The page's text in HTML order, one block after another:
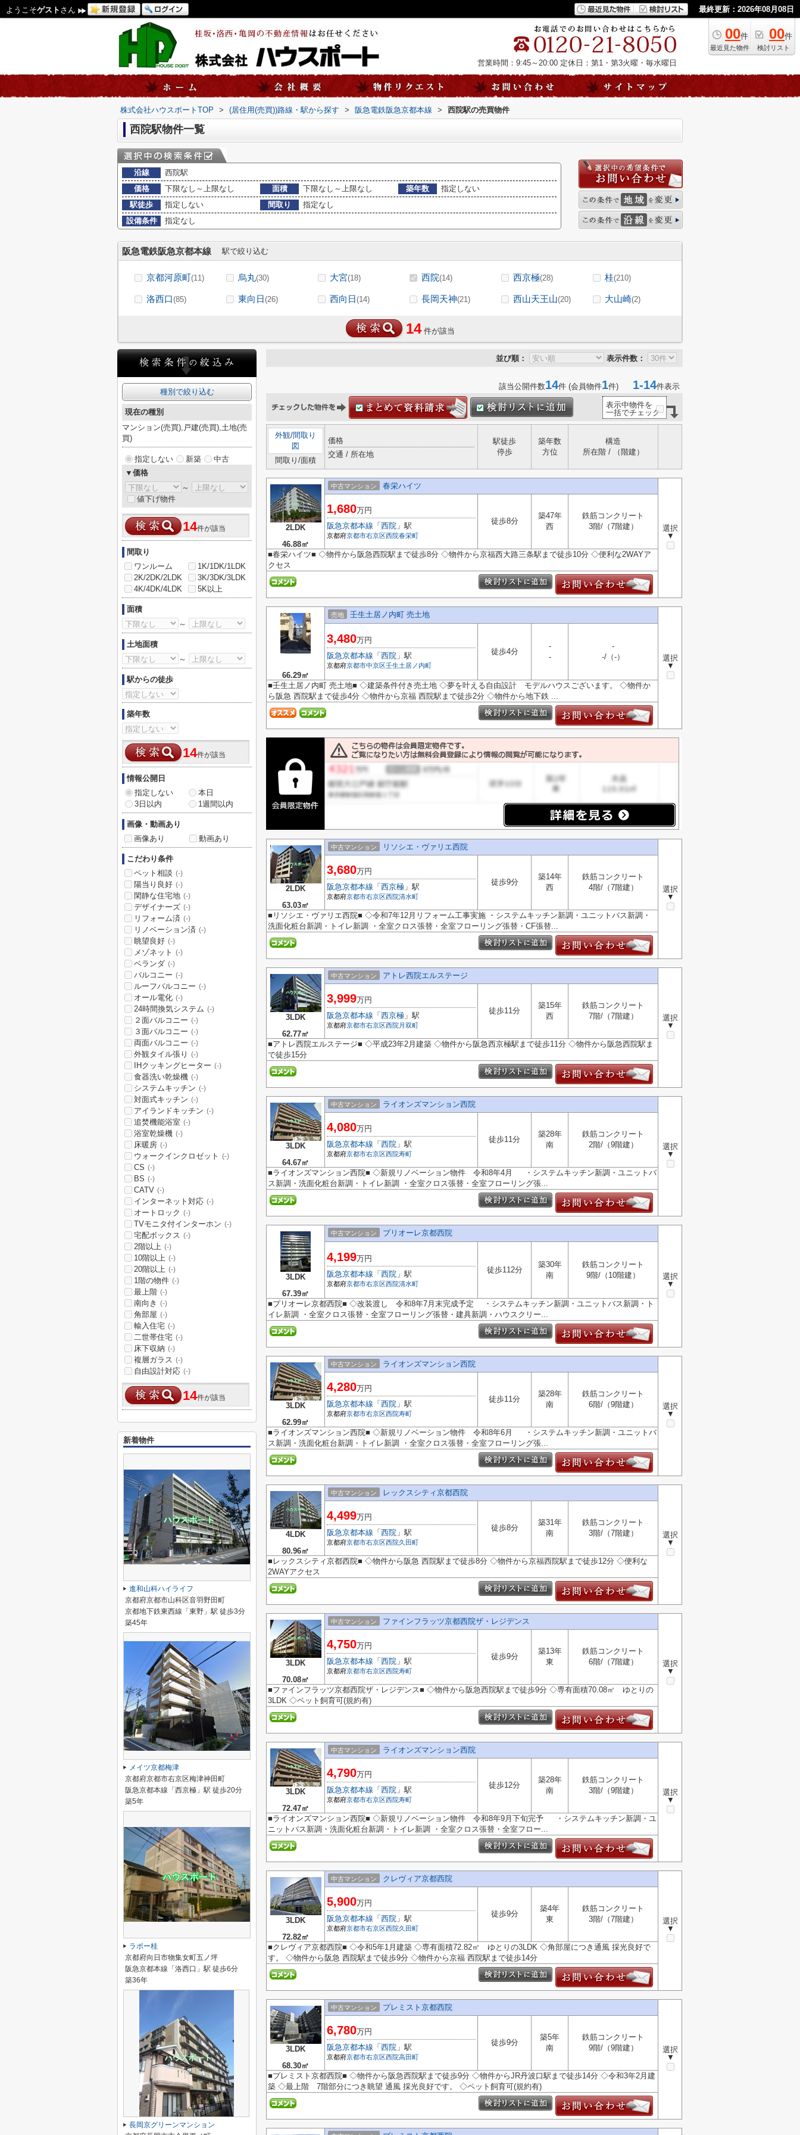
ようこそゲスト さん 最終更新：2026年08月08日
00件
最近見た物件
00件
検討リスト
営業時間：9:45～20:00 定休日：第1・第3火曜・毎水曜日
株式会社ハウスポートTOP > (居住用(売買))路線・駅から探す > 阪急電鉄阪急京都本線 > 西院駅の売買物件
西院駅物件一覧
沿線
西院駅
価格
下限なし～上限なし 面積 下限なし～上限なし 築年数
指定しない
駅徒歩
指定しない 間取り
指定なし
設備条件
指定なし
阪急電鉄阪急京都本線 駅で絞り込む
京都河原町(11) 烏丸(30) 大宮(18) 西院(14) 西京極(28) 桂(210)
洛西口(85) 東向日(26) 西向日(14) 長岡天神(21) 西山天王山(20) 大山崎(2)
14 件が該当
並び順： 表示件数：
該当公開件数14件 (会員物件1件) 1-14件表示
表示中物件を
一括でチェック
外観/間取り
図
間取り/面積
価格
交通 / 所在地
駅徒歩
停歩
築年数
方位
構造
所在階 / （階建）
2LDK
46.88㎡
中古マンション 春栄ハイツ
選択
▼
1,680万円
阪急京都本線 「 西院 」駅
京都府京都市右京区西院春栄町
徒歩8分
築47年
西
鉄筋コンクリート
3階/（7階建）
■春栄ハイツ■ ◇物件から阪急西院駅まで徒歩8分 ◇物件から京福西大路三条駅まで徒歩10分 ◇便利な2WAYア
クセス
66.29㎡
売地 壬生土居ノ内町 売土地
選択
▼
3,480万円
阪急京都本線 「 西院 」駅
京都府京都市中京区壬生土居ノ内町
徒歩4分
-
-
-
-/（-）
■壬生土居ノ内町 売土地■ ◇建築条件付き売土地 ◇夢を叶える自由設計 モデルハウスございます。 ◇物件か
ら阪急 西院駅まで徒歩4分 ◇物件から京福 西院駅まで徒歩2分 ◇物件から地下鉄 ...
2LDK
63.03㎡
中古マンション リソシエ・ヴァリエ西院
選択
▼
3,680万円
阪急京都本線 「 西京極 」駅
京都府京都市右京区西院清水町
徒歩9分
築14年
西
鉄筋コンクリート
4階/（7階建）
■リソシエ・ヴァリエ西院■ ◇令和7年12月リフォーム工事実施 ・システムキッチン新調・ユニットバス新調・
洗面化粧台新調・トイレ新調 ・全室クロス張替・全室フローリング張替・CF張替...
3LDK
62.77㎡
中古マンション アトレ西院エルステージ
選択
▼
3,999万円
阪急京都本線 「 西京極 」駅
京都府京都市右京区西院月双町
徒歩11分
築15年
西
鉄筋コンクリート
7階/（7階建）
■アトレ西院エルステージ■ ◇平成23年2月建築 ◇物件から阪急西京極駅まで徒歩11分 ◇物件から阪急西院駅ま
で徒歩15分
3LDK
64.67㎡
中古マンション ライオンズマンション西院
選択
▼
4,080万円
阪急京都本線 「 西院 」駅
京都府京都市右京区西院寿町
徒歩11分
築28年
南
鉄筋コンクリート
2階/（9階建）
■ライオンズマンション西院■ ◇新規リノベーション物件 令和8年4月 ・システムキッチン新調・ユニットバ
ス新調・洗面化粧台新調・トイレ新調 ・全室クロス張替・全室フローリング張...
3LDK
67.39㎡
中古マンション プリオーレ京都西院
選択
▼
4,199万円
阪急京都本線 「 西院 」駅
京都府京都市右京区西院清水町
徒歩112分
築30年
南
鉄筋コンクリート
9階/（10階建）
■プリオーレ京都西院■ ◇改装渡し 令和8年7月末完成予定 ・システムキッチン新調・ユニットバス新調・ト
イレ新調 ・全室クロス張替・全室フローリング張替・建具新調・ハウスクリー...
3LDK
62.99㎡
中古マンション ライオンズマンション西院
選択
▼
4,280万円
阪急京都本線 「 西院 」駅
京都府京都市右京区西院寿町
徒歩11分
築28年
南
鉄筋コンクリート
6階/（9階建）
■ライオンズマンション西院■ ◇新規リノベーション物件 令和8年6月 ・システムキッチン新調・ユニットバ
ス新調・洗面化粧台新調・トイレ新調 ・全室クロス張替・全室フローリング張...
4LDK
80.96㎡
中古マンション レックスシティ京都西院
選択
▼
4,499万円
阪急京都本線 「 西院 」駅
京都府京都市右京区西院久田町
徒歩8分
築31年
南
鉄筋コンクリート
3階/（7階建）
■レックスシティ京都西院■ ◇物件から阪急 西院駅まで徒歩8分 ◇物件から京福西院駅まで徒歩12分 ◇便利な
2WAYアクセス
3LDK
70.08㎡
中古マンション ファインフラッツ京都西院ザ・レジデンス
選択
▼
4,750万円
阪急京都本線 「 西院 」駅
京都府京都市右京区西院寿町
徒歩9分
築13年
東
鉄筋コンクリート
6階/（7階建）
■ファインフラッツ京都西院ザ・レジデンス■ ◇物件から阪急西院駅まで徒歩9分 ◇専有面積70.08㎡ ゆとりの
3LDK ◇ペット飼育可(規約有)
3LDK
72.47㎡
中古マンション ライオンズマンション西院
選択
▼
4,790万円
阪急京都本線 「 西院 」駅
京都府京都市右京区西院寿町
徒歩12分
築28年
南
鉄筋コンクリート
3階/（9階建）
■ライオンズマンション西院■ ◇新規リノベーション物件 令和8年9月下旬完予 ・システムキッチン新調・ユ
ニットバス新調・洗面化粧台新調・トイレ新調 ・全室クロス張替・全室フロー...
3LDK
72.82㎡
中古マンション クレヴィア京都西院
選択
▼
5,900万円
阪急京都本線 「 西院 」駅
京都府京都市右京区西院久田町
徒歩9分
築4年
東
鉄筋コンクリート
3階/（7階建）
■クレヴィア京都西院■ ◇令和5年1月建築 ◇専有面積72.82㎡ ゆとりの3LDK ◇角部屋につき通風 採光良好で
す。 ◇物件から阪急 西院駅まで徒歩9分 ◇物件から京福 西院駅まで徒歩14分
3LDK
68.30㎡
中古マンション プレミスト京都西院
選択
▼
6,780万円
阪急京都本線 「 西院 」駅
京都府京都市右京区西院高田町
徒歩9分
築5年
南
鉄筋コンクリート
9階/（9階建）
■プレミスト京都西院■ ◇物件から阪急西院駅まで徒歩9分 ◇物件からJR丹波口駅まで徒歩14分 ◇令和3年2月建
築 ◇最上階 7階部分につき眺望 通風 採光良好です。 ◇ペット飼育可(規約有)
種別で絞り込む
現在の種別
マンション(売買),戸建(売買),土地(売
買)
指定しない 新築
中古
▼価格
～
値下げ物件
14件が該当
間取り
ワンルーム
1K/1DK/1LDK
2K/2DK/2LDK
3K/3DK/3LDK
4K/4DK/4LDK
5K以上
面積
～
土地面積
～
駅からの徒歩
築年数
14件が該当
情報公開日
指定しない
本日
3日以内
1週間以内
画像・動画あり
画像あり
動画あり
こだわり条件
ペット相談 (-)
陽当り良好 (-)
閑静な住宅地 (-)
デザイナーズ (-)
リフォーム済 (-)
リノベーション済 (-)
眺望良好 (-)
メゾネット (-)
ベランダ (-)
バルコニー (-)
ルーフバルコニー (-)
オール電化 (-)
24時間換気システム (-)
２面バルコニー (-)
３面バルコニー (-)
両面バルコニー (-)
外観タイル張り (-)
IHクッキングヒーター (-)
食器洗い乾燥機 (-)
システムキッチン (-)
対面式キッチン (-)
アイランドキッチン (-)
追焚機能浴室 (-)
浴室乾燥機 (-)
床暖房 (-)
ウォークインクロゼット (-)
CS (-)
BS (-)
CATV (-)
インターネット対応 (-)
オートロック (-)
TVモニタ付インターホン (-)
宅配ボックス (-)
2階以上 (-)
10階以上 (-)
20階以上 (-)
1階の物件 (-)
最上階 (-)
南向き (-)
角部屋 (-)
輸入住宅 (-)
二世帯住宅 (-)
床下収納 (-)
複層ガラス (-)
自由設計対応 (-)
14件が該当
新着物件
進和山科ハイライフ
京都府京都市山科区音羽野田町
京都地下鉄東西線「東野」駅 徒歩3分
築45年
メイツ京都梅津
京都府京都市右京区梅津神田町
阪急京都本線「西京極」駅 徒歩20分
築5年
ラポー桂
京都府向日市物集女町五ノ坪
阪急京都本線「洛西口」駅 徒歩6分
築36年
長岡京グリーンマンション